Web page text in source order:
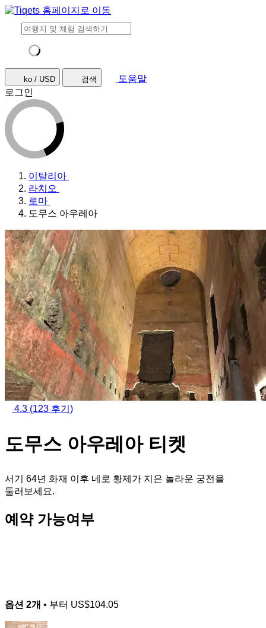
ko / USD 검색
도움말
로그인
이탈리아
라치오
로마
도무스 아우레아
4.3 (123 후기)
도무스 아우레아 티켓
서기 64년 화재 이후 네로 황제가 지은 놀라운 궁전을
둘러보세요.
예약 가능여부
옵션 2개 • 부터 US$104.05